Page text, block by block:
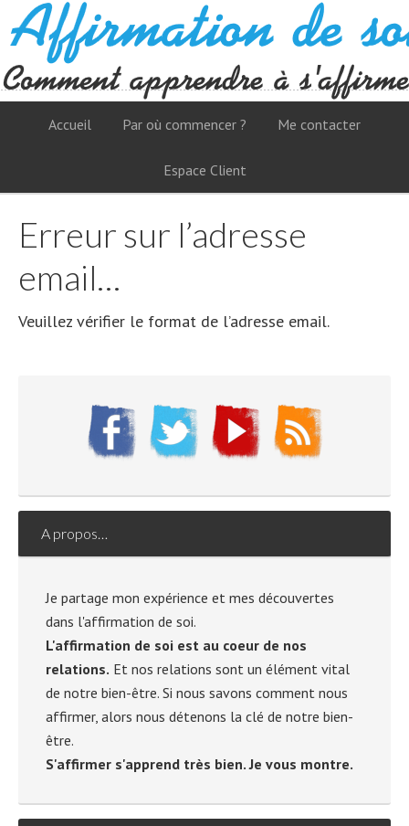
Accueil Par où commencer ? Me contacter
Espace Client
Erreur sur l’adresse
email…
Veuillez vérifier le format de l’adresse email.
A propos…
Je partage mon expérience et mes découvertes
dans l'affirmation de soi.
L'affirmation de soi est au coeur de nos
relations. Et nos relations sont un élément vital
de notre bien-être. Si nous savons comment nous
affirmer, alors nous détenons la clé de notre bien-
être.
S'affirmer s'apprend très bien. Je vous montre.